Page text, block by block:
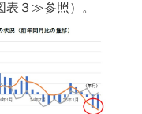
３≫参照）。